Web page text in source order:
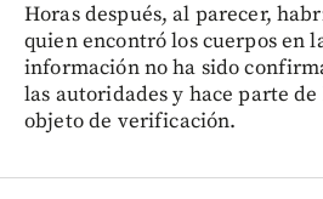
Horas después, al parecer,
quien encontró los cuerpos en
información no ha sido
las autoridades y hace parte de
objeto de verificación.